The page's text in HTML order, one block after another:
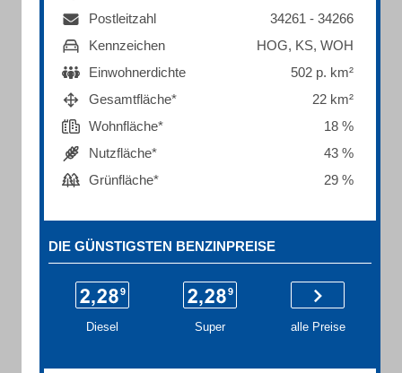
Postleitzahl
34261 - 34266
Kennzeichen
HOG, KS, WOH
Einwohnerdichte
502 p. km²
Gesamtfläche*
22 km²
Wohnfläche*
18 %
Nutzfläche*
43 %
Grünfläche*
29 %
DIE GÜNSTIGSTEN BENZINPREISE
Diesel Super alle Preise